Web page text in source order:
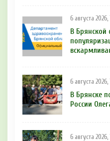
6 августа 2026,
В Брянской
6 августа 2026,
В Брянске
России
6 августа 2026,